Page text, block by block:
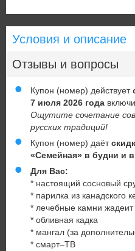
Условия и описание
Отзывы и вопросы
Купон (номер) действует
7 июля 2026 года
Ощутите сочетание
русских традиций!
Купон (номер) даёт
«Семейная» в будни и
Для Вас:
* настоящий сосновый
* парилка из канадского
* лечебные камни
* обливная кадка
* мангал (за
* смарт–ТВ